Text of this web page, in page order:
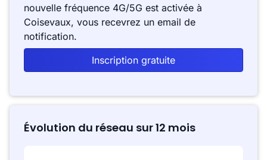
nouvelle fréquence 4G/5G est activée à
Coisevaux, vous recevrez un email de
notification.
Inscription gratuite
Évolution du réseau sur 12 mois